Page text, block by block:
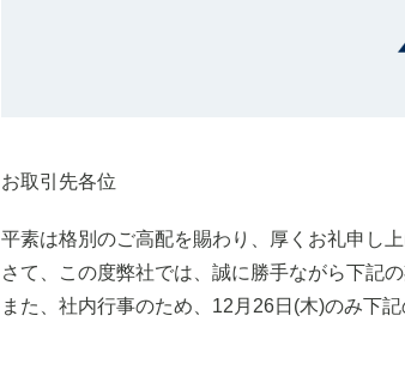
お取引先各位
平素は格別のご高配を賜わり、厚くお礼申し上
さて、この度弊社では、誠に勝手ながら下記
また、社内行事のため、12月26日(木)のみ下